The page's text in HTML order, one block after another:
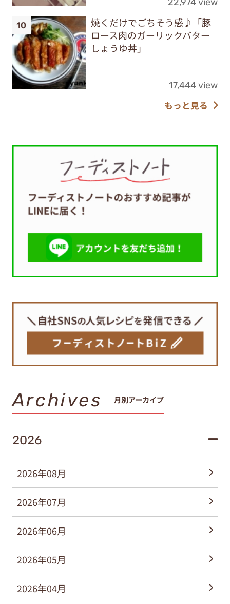
焼くだけでごちそう感♪「豚
ロース肉のガーリックバター
しょうゆ丼」
17,444 view
もっと見る
Archives 月別アーカイブ
2026
2026年08月
2026年07月
2026年06月
2026年05月
2026年04月